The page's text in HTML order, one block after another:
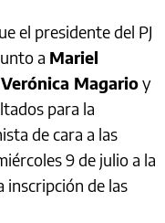
el presidente del PJ
a Mariel
Magarioy
para la
de cara a las
9 de julio a la
inscripción de las